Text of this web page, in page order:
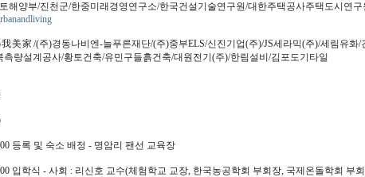
해양부/진천군/한중미래경영연구소/한국건설기술연구원/대한주택공사주택도시연
美家/(주)경동나비엔-늘푸른재단/(주)중부ELS/신진기업(주)/JS세라믹(주)/세림유화/
측량설계공사/황토건축/유민구들흙건축/대원전기(주)/한림설비/김포도기타일
등록 및 숙소 배정 - 명암리 팬선 교육장
입학식 - 사회 : 리신호 교수(체험학교 교장, 한국농공학회 부회장, 국제온돌학회 부